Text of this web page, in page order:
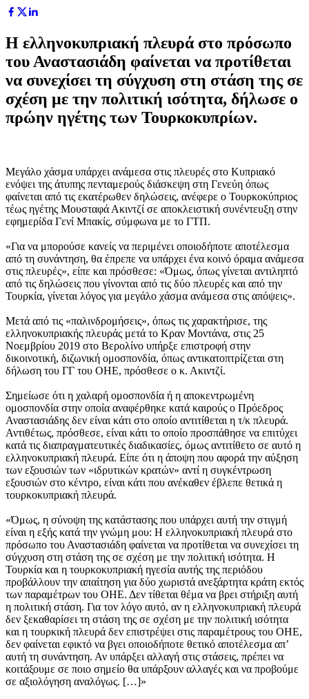
Η ελληνοκυπριακή πλευρά στο πρόσωπο
του Αναστασιάδη φαίνεται να προτίθεται
να συνεχίσει τη σύγχυση στη στάση της σε
σχέση με την πολιτική ισότητα, δήλωσε ο
πρώην ηγέτης των Τουρκοκυπρίων.
Μεγάλο χάσμα υπάρχει ανάμεσα στις πλευρές στο Κυπριακό
ενόψει της άτυπης πενταμερούς διάσκεψη στη Γενεύη όπως
φαίνεται από τις εκατέρωθεν δηλώσεις, ανέφερε ο Τουρκοκύπριος
τέως ηγέτης Μουσταφά Ακιντζί σε αποκλειστική συνέντευξη στην
εφημερίδα Γενί Μπακίς, σύμφωνα με το ΓΤΠ.
«Για να μπορούσε κανείς να περιμένει οποιοδήποτε αποτέλεσμα
από τη συνάντηση, θα έπρεπε να υπάρχει ένα κοινό όραμα ανάμεσα
στις πλευρές», είπε και πρόσθεσε: «Όμως, όπως γίνεται αντιληπτό
από τις δηλώσεις που γίνονται από τις δύο πλευρές και από την
Τουρκία, γίνεται λόγος για μεγάλο χάσμα ανάμεσα στις απόψεις».
Μετά από τις «παλινδρομήσεις», όπως τις χαρακτήρισε, της
ελληνοκυπριακής πλευράς μετά το Κραν Μοντάνα, στις 25
Νοεμβρίου 2019 στο Βερολίνο υπήρξε επιστροφή στην
δικοινοτική, διζωνική ομοσπονδία, όπως αντικατοπτρίζεται στη
δήλωση του ΓΓ του ΟΗΕ, πρόσθεσε ο κ. Ακιντζί.
Σημείωσε ότι η χαλαρή ομοσπονδία ή η αποκεντρωμένη
ομοσπονδία στην οποία αναφέρθηκε κατά καιρούς ο Πρόεδρος
Αναστασιάδης δεν είναι κάτι στο οποίο αντιτίθεται η τ/κ πλευρά.
Αντιθέτως, πρόσθεσε, είναι κάτι το οποίο προσπάθησε να επιτύχει
κατά τις διαπραγματευτικές διαδικασίες, όμως αντιτίθετο σε αυτό η
ελληνοκυπριακή πλευρά. Είπε ότι η άποψη που αφορά την αύξηση
των εξουσιών των «ιδρυτικών κρατών» αντί η συγκέντρωση
εξουσιών στο κέντρο, είναι κάτι που ανέκαθεν έβλεπε θετικά η
τουρκοκυπριακή πλευρά.
«Όμως, η σύνοψη της κατάστασης που υπάρχει αυτή την στιγμή
είναι η εξής κατά την γνώμη μου: Η ελληνοκυπριακή πλευρά στο
πρόσωπο του Αναστασιάδη φαίνεται να προτίθεται να συνεχίσει τη
σύγχυση στη στάση της σε σχέση με την πολιτική ισότητα. Η
Τουρκία και η τουρκοκυπριακή ηγεσία αυτής της περιόδου
προβάλλουν την απαίτηση για δύο χωριστά ανεξάρτητα κράτη εκτός
των παραμέτρων του ΟΗΕ. Δεν τίθεται θέμα να βρει στήριξη αυτή
η πολιτική στάση. Για τον λόγο αυτό, αν η ελληνοκυπριακή πλευρά
δεν ξεκαθαρίσει τη στάση της σε σχέση με την πολιτική ισότητα
και η τουρκική πλευρά δεν επιστρέψει στις παραμέτρους του ΟΗΕ,
δεν φαίνεται εφικτό να βγει οποιοδήποτε θετικό αποτέλεσμα απ’
αυτή τη συνάντηση. Αν υπάρξει αλλαγή στις στάσεις, πρέπει να
κοιτάξουμε σε ποιο σημείο θα υπάρξουν αλλαγές και να προβούμε
σε αξιολόγηση αναλόγως. […]»